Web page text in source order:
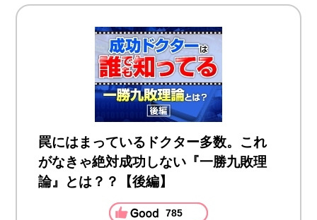
罠にはまっているドクター多数。これ
がなきゃ絶対成功しない『一勝九敗理
論』とは？？【後編】
785